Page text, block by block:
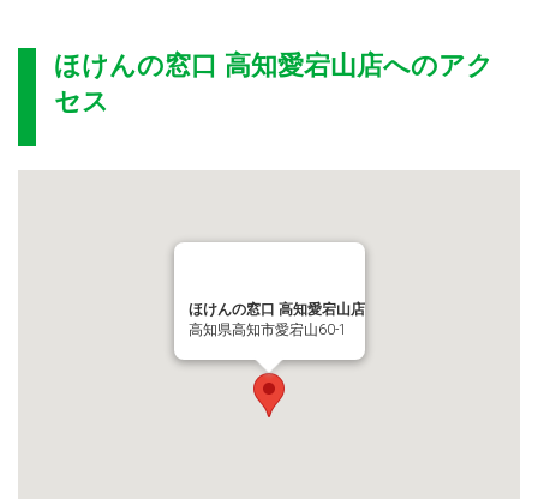
ほけんの窓口 高知愛宕山店へのアク
セス
ほけんの窓口 高知愛宕山店
高知県高知市愛宕山60-1